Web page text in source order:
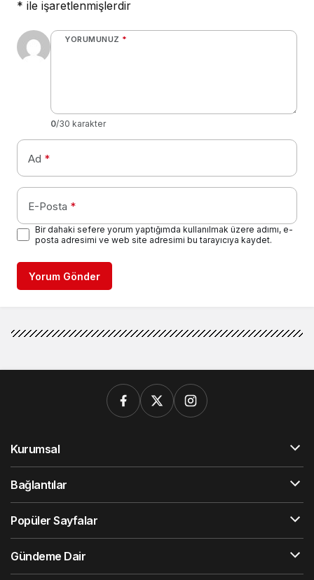
* ile işaretlenmişlerdir
YORUMUNUZ *
0/30 karakter
Ad *
E-Posta *
Bir dahaki sefere yorum yaptığımda kullanılmak üzere adımı, e-
posta adresimi ve web site adresimi bu tarayıcıya kaydet.
Yorum Gönder
Kurumsal
Bağlantılar
Popüler Sayfalar
Gündeme Dair